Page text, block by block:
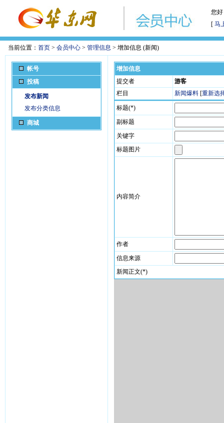
您
[ 马
当前位置： 首页 > 会员中心 > 管理信息 > 增加信息 (新闻)
帐号
投稿
发布新闻
发布分类信息
商城
增加信息
提交者
游客
栏目
新闻爆料 [重新选
标题(*)
副标题
关键字
标题图片
内容简介
作者
信息来源
新闻正文(*)